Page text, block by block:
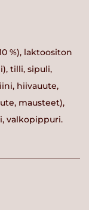
%), laktoositon
tilli, sipuli,
hiivauute,
mausteet),
valkopippuri.